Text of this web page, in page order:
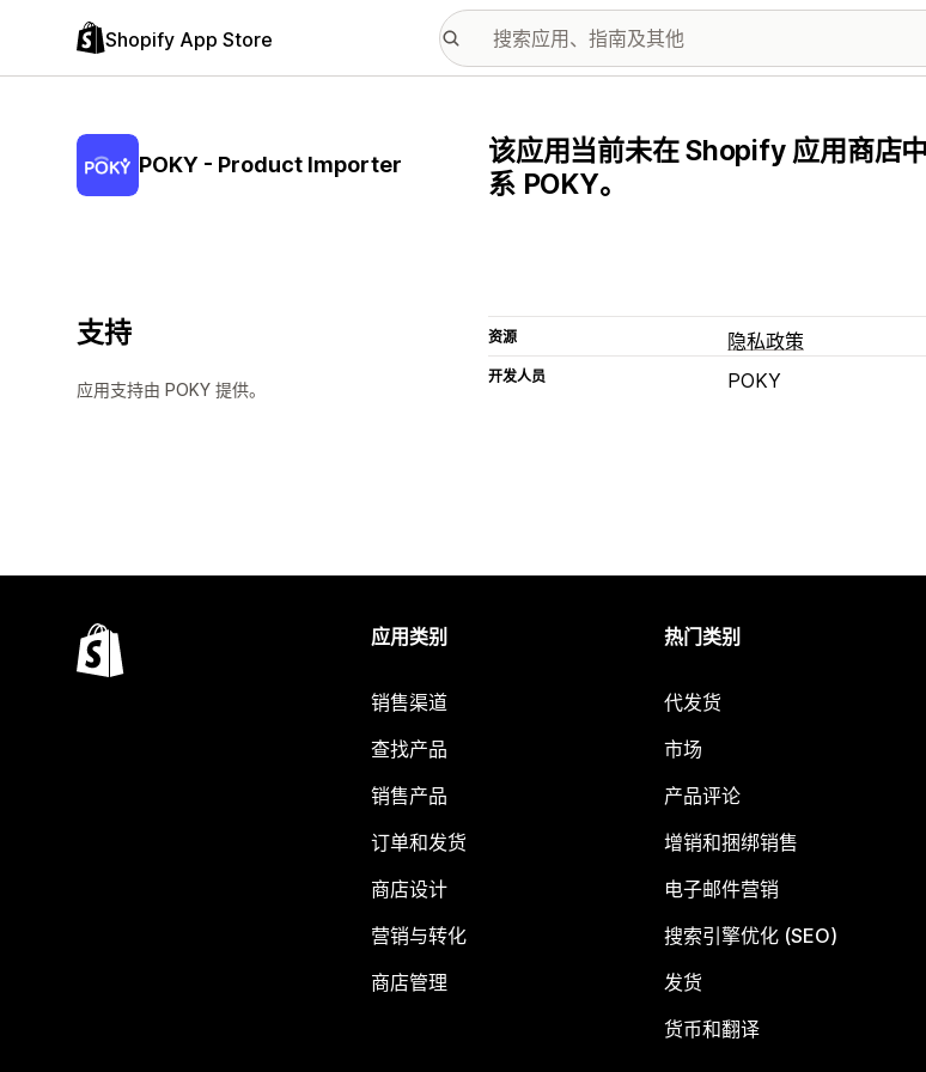
Shopify App Store
POKY - Product Importer
该应用当前未在 Shopify 应用商店
系 POKY。
支持
应用支持由 POKY 提供。
资源 隐私政策
开发人员 POKY
应用类别
销售渠道
查找产品
销售产品
订单和发货
商店设计
营销与转化
商店管理
热门类别
代发货
市场
产品评论
增销和捆绑销售
电子邮件营销
搜索引擎优化 (SEO)
发货
货币和翻译